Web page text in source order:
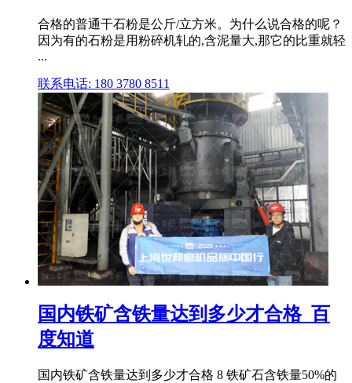
合格的普通干石粉是公斤/立方米。为什么说合格的呢？
因为有的石粉是用粉碎机轧的,含泥量大,那它的比重就轻
...
联系电话: 180 3780 8511
国内铁矿含铁量达到多少才合格_百
度知道
国内铁矿含铁量达到多少才合格 8 铁矿石含铁量50%的